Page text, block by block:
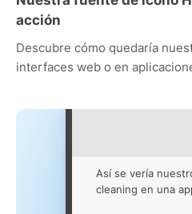
acción
Descubre cómo quedaría
interfaces web o en
Así se vería
cleaning en una